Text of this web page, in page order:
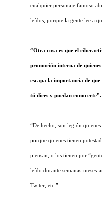
cualquier personaje famoso
leídos, porque la gente lee a
“Otra cosa es que el
promoción interna de
escapa la importancia de
tú dices y puedan conocerte”.
“De hecho, son legión
porque quienes tienen
piensan, o los tienen por
leído durante semanas-meses-
Twiter, etc.”